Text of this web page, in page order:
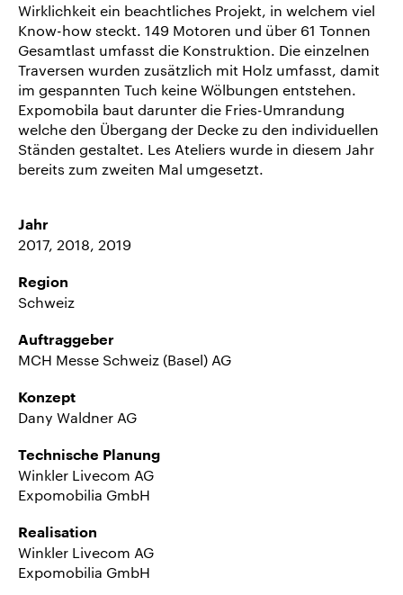
Wirklichkeit ein beachtliches Projekt, in welchem viel
Know-how steckt. 149 Motoren und über 61 Tonnen
Gesamtlast umfasst die Konstruktion. Die einzelnen
Traversen wurden zusätzlich mit Holz umfasst, damit
im gespannten Tuch keine Wölbungen entstehen.
Expomobila baut darunter die Fries-Umrandung
welche den Übergang der Decke zu den individuellen
Ständen gestaltet. Les Ateliers wurde in diesem Jahr
bereits zum zweiten Mal umgesetzt.
Jahr
2017, 2018, 2019
Region
Schweiz
Auftraggeber
MCH Messe Schweiz (Basel) AG
Konzept
Dany Waldner AG
Technische Planung
Winkler Livecom AG
Expomobilia GmbH
Realisation
Winkler Livecom AG
Expomobilia GmbH